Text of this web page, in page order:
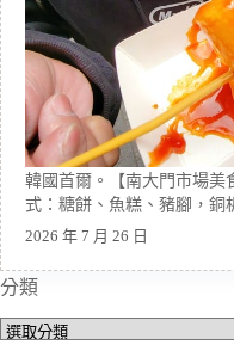
韓國首爾。【南大門市場美
式：糖餅、魚糕、豬腳，銅
2026 年 7 月 26 日
分類
分